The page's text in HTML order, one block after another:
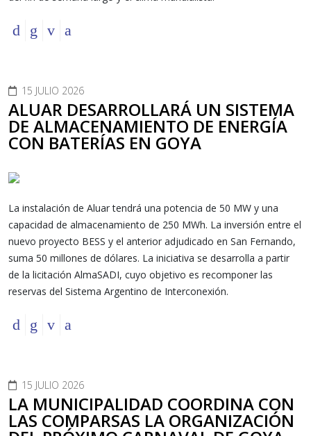
15 JULIO 2026
ALUAR DESARROLLARÁ UN SISTEMA
DE ALMACENAMIENTO DE ENERGÍA
CON BATERÍAS EN GOYA
La instalación de Aluar tendrá una potencia de 50 MW y una
capacidad de almacenamiento de 250 MWh. La inversión entre el
nuevo proyecto BESS y el anterior adjudicado en San Fernando,
suma 50 millones de dólares. La iniciativa se desarrolla a partir
de la licitación AlmaSADI, cuyo objetivo es recomponer las
reservas del Sistema Argentino de Interconexión.
15 JULIO 2026
LA MUNICIPALIDAD COORDINA CON
LAS COMPARSAS LA ORGANIZACIÓN